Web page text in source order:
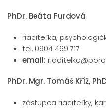
PhDr. Beáta Furdová
riaditeľka,
tel. 0904 469 717
email:
PhDr. Mgr. Tomáš Kříž,
zástupca riaditeľky,